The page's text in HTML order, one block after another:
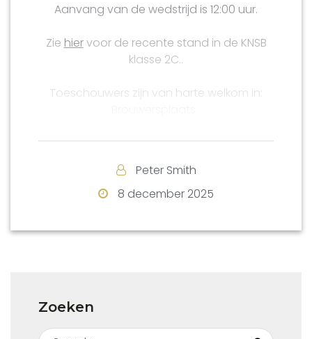
Aanvang van de wedstrijd is 12:00 uur.
Zie hiervoor de recente stand in de KNSB
klasse 2C..
Toeschouwers zijn van harte welkom in:
(Let op: NIEUWE LOCATIE)
Peter Smith
8 december 2025
Zoeken
Search for: